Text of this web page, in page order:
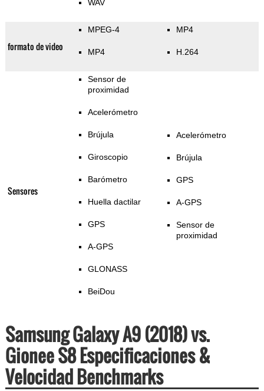
WAV
formato de video
MPEG-4
MP4
MP4
H.264
Sensores
Sensor de
proximidad
Acelerómetro
Brújula
Giroscopio
Barómetro
Huella dactilar
GPS
A-GPS
GLONASS
BeiDou
Acelerómetro
Brújula
GPS
A-GPS
Sensor de
proximidad
Samsung Galaxy A9 (2018) vs.
Gionee S8 Especificaciones &
Velocidad Benchmarks